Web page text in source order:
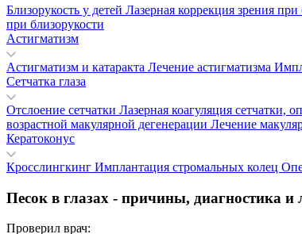
Близорукость у детей Лазерная коррекция зрения при
при близорукости
Астигматизм
Астигматизм и катаракта Лечение астигматизма
Сетчатка глаза
Отслоение сетчатки Лазерная коагуляция сетчатки,
возрастной макулярной дегенерации Лечение
Кератоконус
Кросслингкинг Имплантация стромальных колец
Песок в глазах - причины, диагностика и
Проверил врач: